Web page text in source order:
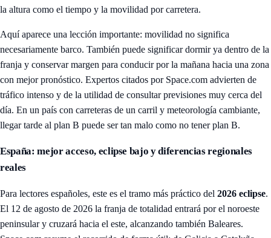
la altura como el tiempo y la movilidad por carretera.
Aquí aparece una lección importante: movilidad no significa
necesariamente barco. También puede significar dormir ya dentro de la
franja y conservar margen para conducir por la mañana hacia una zona
con mejor pronóstico. Expertos citados por Space.com advierten de
tráfico intenso y de la utilidad de consultar previsiones muy cerca del
día. En un país con carreteras de un carril y meteorología cambiante,
llegar tarde al plan B puede ser tan malo como no tener plan B.
España: mejor acceso, eclipse bajo y diferencias regionales
reales
Para lectores españoles, este es el tramo más práctico del 2026 eclipse.
El 12 de agosto de 2026 la franja de totalidad entrará por el noroeste
peninsular y cruzará hacia el este, alcanzando también Baleares.